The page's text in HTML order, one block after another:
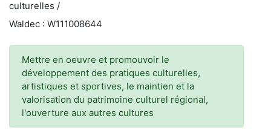
culturelles /
Waldec : W111008644
Mettre en oeuvre et promouvoir le
développement des pratiques culturelles,
artistiques et sportives, le maintien et la
valorisation du patrimoine culturel régional,
l'ouverture aux autres cultures